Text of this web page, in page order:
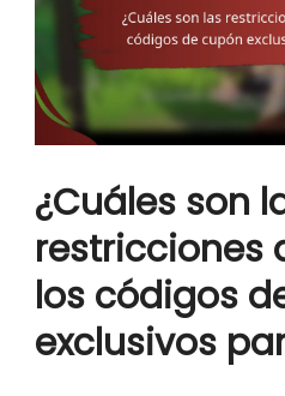
¿Cuáles son
restricciones
los códigos
exclusivos